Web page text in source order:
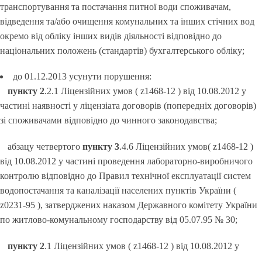
транспортування та постачання питної води споживачам,
відведення та/або очищення комунальних та інших стічних вод
окремо від обліку інших видів діяльності відповідно до
національних положень (стандартів) бухгалтерського обліку;
до 01.12.2013 усунути порушення:
пункту 2.2.1 Ліцензійних умов ( z1468-12 ) від 10.08.2012 у
частині наявності у ліцензіата договорів (попередніх договорів)
зі споживачами відповідно до чинного законодавства;
абзацу четвертогопункту 3.4.6 Ліцензійних умов( z1468-12 )
від 10.08.2012 у частині проведення лабораторно-виробничого
контролю відповідно до Правил технічної експлуатації систем
водопостачання та каналізації населених пунктів України (
z0231-95 ), затверджених наказом Державного комітету України
по житлово-комунальному господарству від 05.07.95 № 30;
пункту 2.1 Ліцензійних умов ( z1468-12 ) від 10.08.2012 у